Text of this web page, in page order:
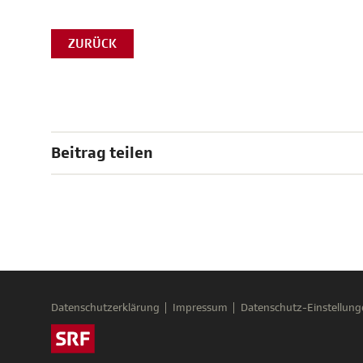
ZURÜCK
Beitrag teilen
Datenschutzerklärung Impressum Datenschutz-